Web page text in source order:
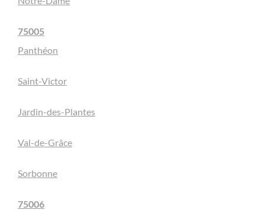
75005
Panthéon
Saint-Victor
Jardin-des-Plantes
Val-de-Grâce
Sorbonne
75006